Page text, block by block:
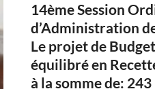
14ème Session
d’Administration
Le projet de
équilibré en
à la somme de: